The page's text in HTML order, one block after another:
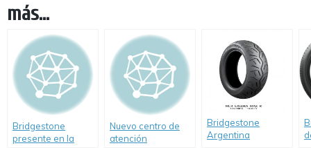
más...
Bridgestone
presente en la
Nuevo centro de
atención
Bridgestone
Argentina